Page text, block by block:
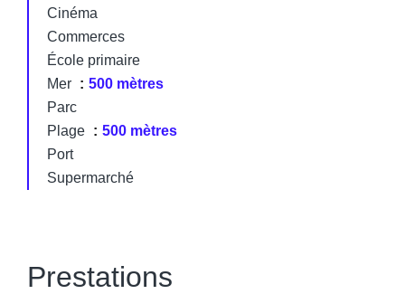
Cinéma
Commerces
École primaire
Mer
500 mètres
Parc
Plage
500 mètres
Port
Supermarché
Prestations